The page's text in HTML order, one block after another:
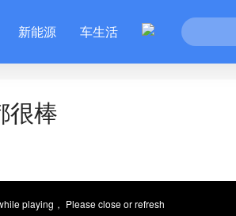
新能源 车生活
很棒
playing， Please close or refresh